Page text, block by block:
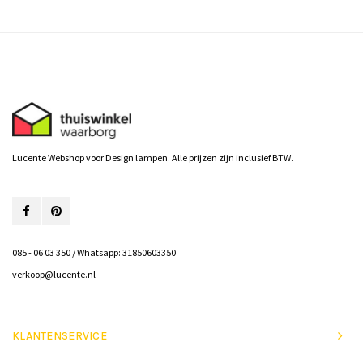
Lucente Webshop voor Design lampen. Alle prijzen zijn inclusief BTW.
085 - 06 03 350 / Whatsapp: 31850603350
verkoop@lucente.nl
KLANTENSERVICE